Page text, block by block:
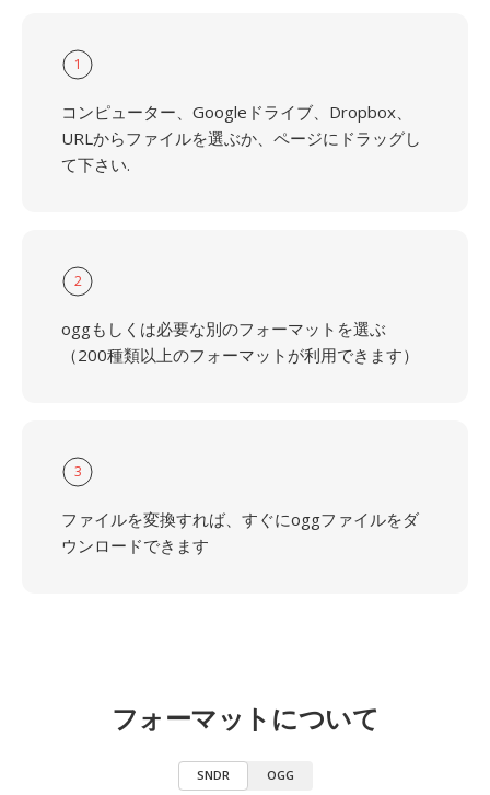
1
コンピューター、Googleドライブ、Dropbox、
URLからファイルを選ぶか、ページにドラッグし
て下さい.
2
oggもしくは必要な別のフォーマットを選ぶ
（200種類以上のフォーマットが利用できます）
3
ファイルを変換すれば、すぐにoggファイルをダ
ウンロードできます
フォーマットについて
SNDR OGG